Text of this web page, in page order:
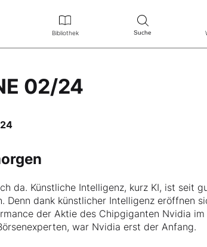
Bibliothek Suche
02/24
da. Künstliche Intelligenz, kurz KI, ist seit
Denn dank künstlicher Intelligenz eröffnen
der Aktie des Chipgiganten Nvidia
war Nvidia erst der Anfang.